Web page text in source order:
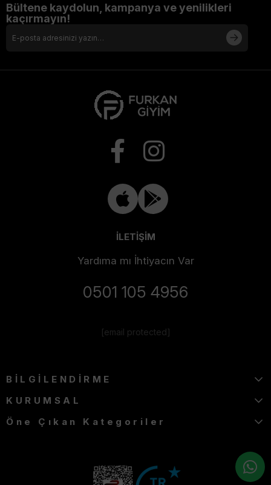
Bültene kaydolun, kampanya ve yenilikleri
kaçırmayın!
İLETİŞİM
Yardıma mı İhtiyacın Var
0501 105 4956
[email protected]
BİLGİLENDİRME
KURUMSAL
Öne Çıkan Kategoriler